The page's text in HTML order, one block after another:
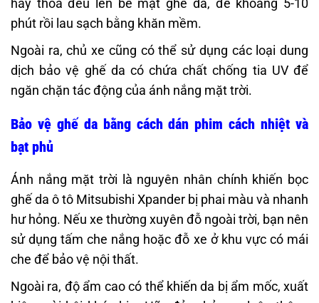
hãy thoa đều lên bề mặt ghế da, để khoảng 5-10
phút rồi lau sạch bằng khăn mềm.
Ngoài ra, chủ xe cũng có thể sử dụng các loại dung
dịch bảo vệ ghế da có chứa chất chống tia UV để
ngăn chặn tác động của ánh nắng mặt trời.
Bảo vệ ghế da bằng cách dán phim cách nhiệt và
bạt phủ
Ánh nắng mặt trời là nguyên nhân chính khiến bọc
ghế da ô tô Mitsubishi Xpander bị phai màu và nhanh
hư hỏng. Nếu xe thường xuyên đỗ ngoài trời, bạn nên
sử dụng tấm che nắng hoặc đỗ xe ở khu vực có mái
che để bảo vệ nội thất.
Ngoài ra, độ ẩm cao có thể khiến da bị ẩm mốc, xuất